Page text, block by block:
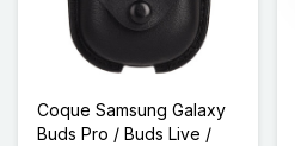
Coque Samsung Galaxy
Buds Pro / Buds Live /